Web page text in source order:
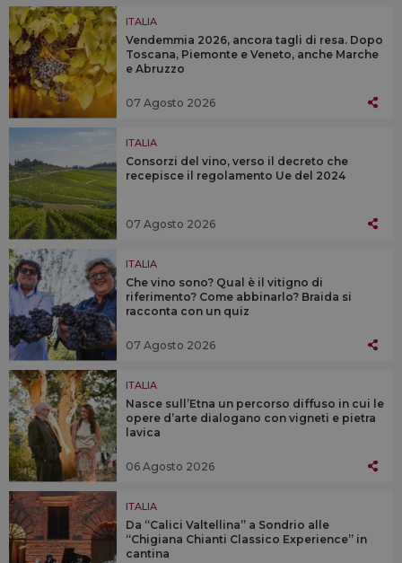
ITALIA
Vendemmia 2026, ancora tagli di resa. Dopo
Toscana, Piemonte e Veneto, anche Marche
e Abruzzo
07 Agosto 2026
ITALIA
Consorzi del vino, verso il decreto che
recepisce il regolamento Ue del 2024
07 Agosto 2026
ITALIA
Che vino sono? Qual è il vitigno di
riferimento? Come abbinarlo? Braida si
racconta con un quiz
07 Agosto 2026
ITALIA
Nasce sull’Etna un percorso diffuso in cui le
opere d’arte dialogano con vigneti e pietra
lavica
06 Agosto 2026
ITALIA
Da “Calici Valtellina” a Sondrio alle
“Chigiana Chianti Classico Experience” in
cantina